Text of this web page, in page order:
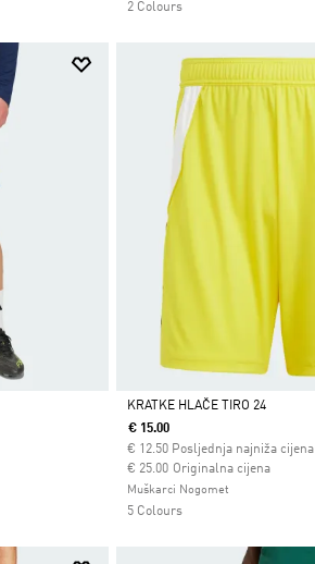
2 Colours
Da
KRATKE HLAČE TIRO 24
€ 15.00
€
12.50 Posljednja najniža cijena
Originalna cijena
Cijena umanjena od
€ 25.00za
Muškarci Nogomet
5 Colours